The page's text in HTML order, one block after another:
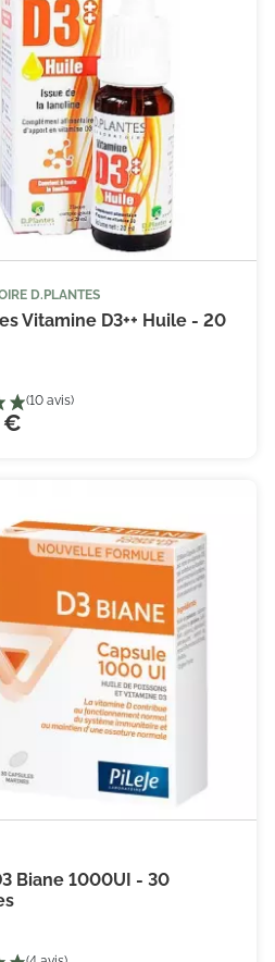

D.PLANTES
Vitamine D3++ Huile - 20
€

Biane 1000UI - 30